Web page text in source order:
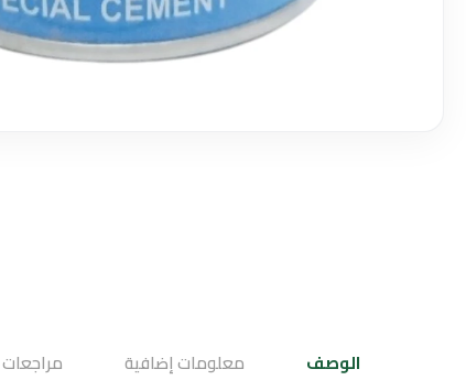
الوصف معلومات إضافية مراجعات